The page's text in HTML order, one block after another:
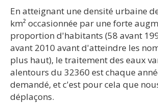
En atteignant une densité urbaine
km² occasionnée par une forte
proportion d'habitants (58 avant
avant 2010 avant d'atteindre les
plus haut), le traitement des eaux
alentours du 32360 est chaque
demandé, et c'est pour cela que
déplaçons.